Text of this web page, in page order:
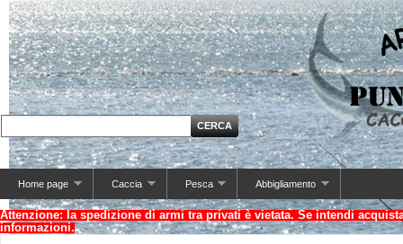
Home page Caccia Pesca Abbigliamento
Attenzione: la spedizione di armi tra privati è vietata. Se intendi
informazioni.